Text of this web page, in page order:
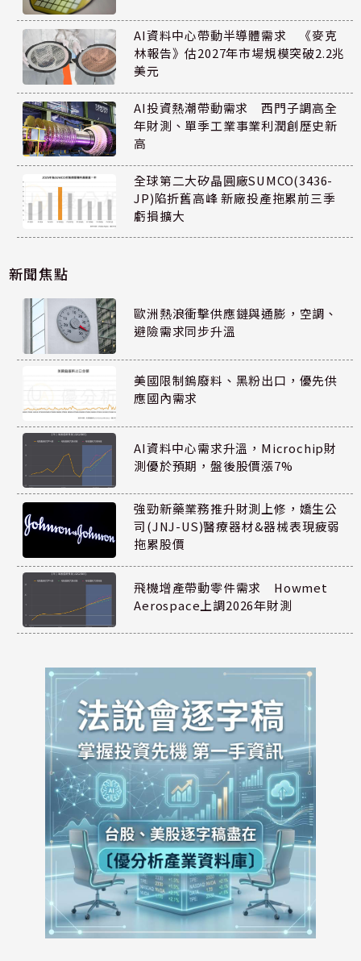
AI資料中心帶動半導體需求 《麥克
林報告》估2027年市場規模突破2.2兆
美元
AI投資熱潮帶動需求 西門子調高全
年財測、單季工業事業利潤創歷史新
高
全球第二大矽晶圓廠SUMCO(3436-
JP)陷折舊高峰 新廠投產拖累前三季
虧損擴大
新聞焦點
歐洲熱浪衝擊供應鏈與通膨，空調、
避險需求同步升溫
美國限制鎢廢料、黑粉出口，優先供
應國內需求
AI資料中心需求升溫，Microchip財
測優於預期，盤後股價漲7%
強勁新藥業務推升財測上修，嬌生公
司(JNJ-US)醫療器材&器械表現疲弱
拖累股價
飛機增產帶動零件需求 Howmet
Aerospace上調2026年財測